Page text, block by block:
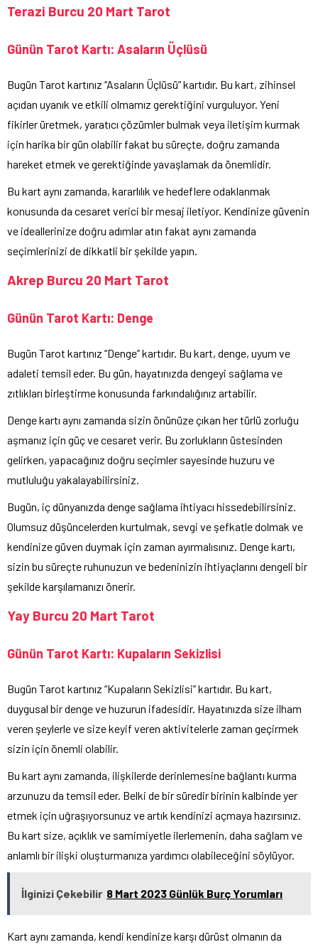
Terazi Burcu 20 Mart Tarot
Günün Tarot Kartı: Asaların Üçlüsü
Bugün Tarot kartınız “Asaların Üçlüsü” kartıdır. Bu kart, zihinsel
açıdan uyanık ve etkili olmamız gerektiğini vurguluyor. Yeni
fikirler üretmek, yaratıcı çözümler bulmak veya iletişim kurmak
için harika bir gün olabilir fakat bu süreçte, doğru zamanda
hareket etmek ve gerektiğinde yavaşlamak da önemlidir.
Bu kart aynı zamanda, kararlılık ve hedeflere odaklanmak
konusunda da cesaret verici bir mesaj iletiyor. Kendinize güvenin
ve ideallerinize doğru adımlar atın fakat aynı zamanda
seçimlerinizi de dikkatli bir şekilde yapın.
Akrep Burcu 20 Mart Tarot
Günün Tarot Kartı: Denge
Bugün Tarot kartınız “Denge” kartıdır. Bu kart, denge, uyum ve
adaleti temsil eder. Bu gün, hayatınızda dengeyi sağlama ve
zıtlıkları birleştirme konusunda farkındalığınız artabilir.
Denge kartı aynı zamanda sizin önünüze çıkan her türlü zorluğu
aşmanız için güç ve cesaret verir. Bu zorlukların üstesinden
gelirken, yapacağınız doğru seçimler sayesinde huzuru ve
mutluluğu yakalayabilirsiniz.
Bugün, iç dünyanızda denge sağlama ihtiyacı hissedebilirsiniz.
Olumsuz düşüncelerden kurtulmak, sevgi ve şefkatle dolmak ve
kendinize güven duymak için zaman ayırmalısınız. Denge kartı,
sizin bu süreçte ruhunuzun ve bedeninizin ihtiyaçlarını dengeli bir
şekilde karşılamanızı önerir.
Yay Burcu 20 Mart Tarot
Günün Tarot Kartı: Kupaların Sekizlisi
Bugün Tarot kartınız “Kupaların Sekizlisi” kartıdır. Bu kart,
duygusal bir denge ve huzurun ifadesidir. Hayatınızda size ilham
veren şeylerle ve size keyif veren aktivitelerle zaman geçirmek
sizin için önemli olabilir.
Bu kart aynı zamanda, ilişkilerde derinlemesine bağlantı kurma
arzunuzu da temsil eder. Belki de bir süredir birinin kalbinde yer
etmek için uğraşıyorsunuz ve artık kendinizi açmaya hazırsınız.
Bu kart size, açıklık ve samimiyetle ilerlemenin, daha sağlam ve
anlamlı bir ilişki oluşturmanıza yardımcı olabileceğini söylüyor.
İlginizi Çekebilir 8 Mart 2023 Günlük Burç Yorumları
Kart aynı zamanda, kendi kendinize karşı dürüst olmanın da